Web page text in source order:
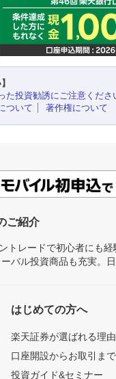
た投資勧誘にご注意くださ
ついて
著作権について
ご紹介
トレードで初心者にも
バル投資商品も充実。
はじめての方へ
楽天証券が選ばれる理由
口座開設からお取引ま
投資ガイド&セミナー